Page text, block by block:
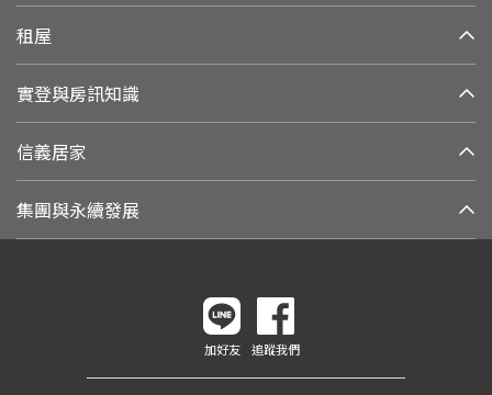
租屋
實登與房訊知識
信義居家
集團與永續發展
加好友 追蹤我們